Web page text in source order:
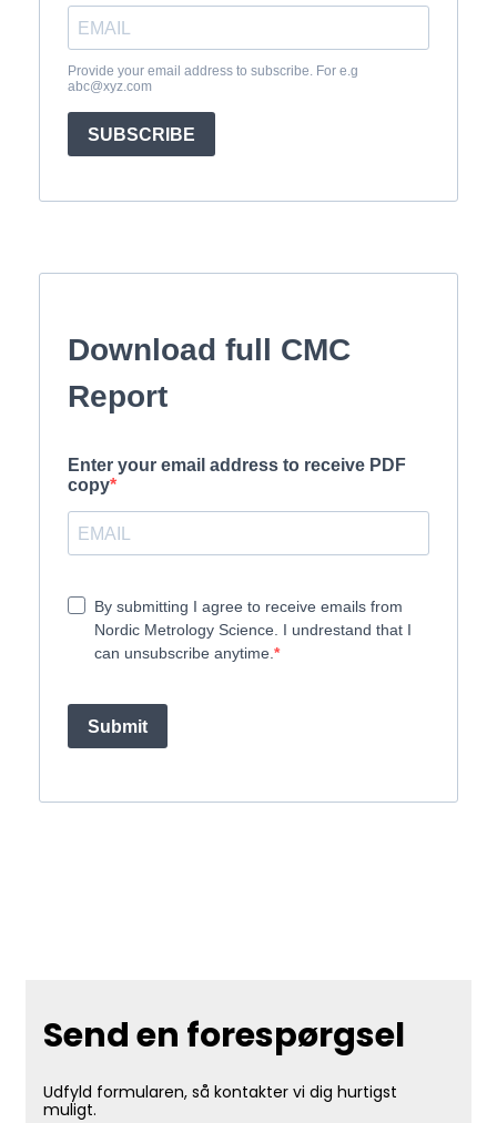
Provide your email address to subscribe. For e.g
abc@xyz.com
SUBSCRIBE
Download full CMC
Report
Enter your email address to receive PDF
copy
By submitting I agree to receive emails from
Nordic Metrology Science. I undrestand that I
can unsubscribe anytime.
Submit
Send en forespørgsel
Udfyld formularen, så kontakter vi dig hurtigst
muligt.